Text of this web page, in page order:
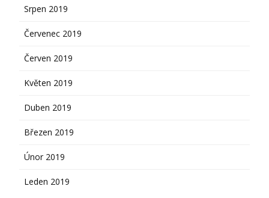
Srpen 2019
Červenec 2019
Červen 2019
Květen 2019
Duben 2019
Březen 2019
Únor 2019
Leden 2019